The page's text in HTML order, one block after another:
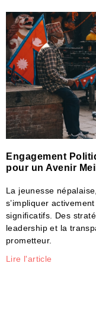
Engagement
pour un Avenir
La jeunesse
s’impliquer
significatifs. Des
leadership et la
prometteur.
Lire l'article